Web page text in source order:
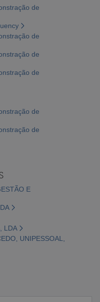
de
de
de
de
de
de
E
LDA
UNIPESSOAL,